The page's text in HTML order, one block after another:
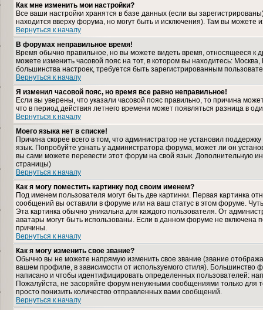
Как мне изменить мои настройки?
Все ваши настройки хранятся в базе данных (если вы
находится вверху форума, но могут быть и исключения). Там вы можете
Вернуться к началу
В форумах неправильное время!
Время обычно правильное, но вы можете видеть время, относящееся к
можете изменить часовой пояс на тот, в котором вы находитесь:
большинства настроек, требуется быть зарегистрированным
Вернуться к началу
Я изменил часовой пояс, но время все равно неправильное!
Если вы уверены, что указали часовой пояс правильно, то причина
что в период действия летнего времени может появляться разница в
Вернуться к началу
Моего языка нет в списке!
Причина скорее всего в том, что администратор не установил
язык. Попробуйте узнать у администратора форума, может ли он
вы сами можете перевести этот форум на свой язык. Дополнительную
страницы)
Вернуться к началу
Как я могу поместить картинку под своим именем?
Под именем пользователя могут быть две картинки. Первая картинка
сообщений вы оставили в форуме или на ваш статус в этом форуме.
Эта картинка обычно уникальна для каждого пользователя. От
аватары могут быть использованы. Если в данном форуме не включена
причины.
Вернуться к началу
Как я могу изменить свое звание?
Обычно вы не можете напрямую изменить свое звание (звание
вашем профиле, в зависимости от используемого стиля). Большинство
написано и чтобы идентифицировать определенных пользователей:
Пожалуйста, не засоряйте форум ненужными сообщениями только для
просто понизить количество отправленных вами сообщений.
Вернуться к началу